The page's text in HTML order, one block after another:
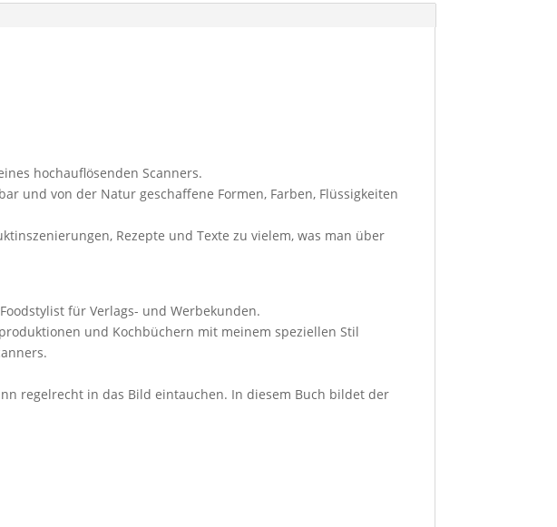
hochauflösenden Scanners.
und von der Natur geschaffene Formen, Farben, Flüssigkeiten
Rezepte und Texte zu vielem, was man über
für Verlags- und Werbekunden.
und Kochbüchern mit meinem speziellen Stil
regelrecht in das Bild eintauchen. In diesem Buch bildet der